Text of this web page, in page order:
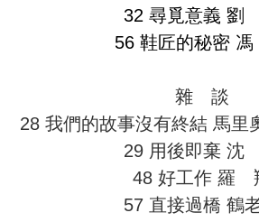
32 尋覓意義 劉
56 鞋匠的秘密
雜 談
28 我們的故事沒有終結 馬里
29 用後即棄
48 好工作 羅
57 直接過橋 鶴